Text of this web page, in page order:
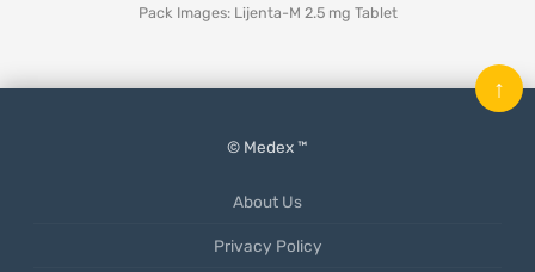
Pack Images: Lijenta-M 2.5 mg Tablet
© Medex ™
About Us
Privacy Policy
↑